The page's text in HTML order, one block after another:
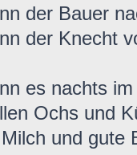
der Bauer
der Knecht
es nachts
Ochs und
und gute